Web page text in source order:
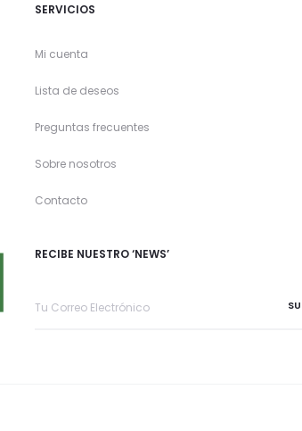
SERVICIOS
Mi cuenta
Lista de deseos
Preguntas frecuentes
Sobre nosotros
Contacto
RECIBE NUESTRO ‘NEWS’